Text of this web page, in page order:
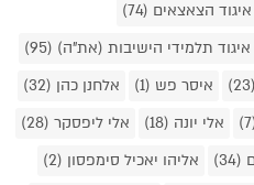
איגוד הצאצאים (74)
איגוד תלמידי הישיבות (את"ה) (95)
איסר פש (1)
אלחנן כהן (32)
אלי יונה (18)
אלי ליפסקר (28)
אליהו יאכיל סימפסון (2)